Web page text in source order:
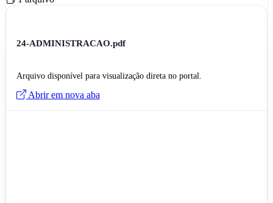
24-ADMINISTRACAO.pdf
Arquivo disponível para visualização direta no portal.
Abrir em nova aba